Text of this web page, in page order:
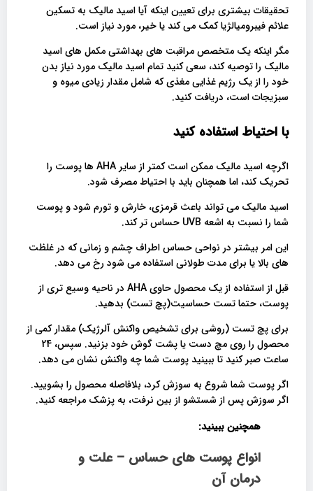
تحقیقات بیشتری برای تعیین اینکه آیا اسید مالیک به تسکین
علائم فیبرومیالژیا کمک می کند یا خیر، مورد نیاز است.
مگر اینکه یک متخصص مراقبت های بهداشتی مکمل های اسید
مالیک را توصیه کند، سعی کنید تمام اسید مالیک مورد نیاز بدن
خود را از یک رژیم غذایی مغذی که شامل مقدار زیادی میوه و
سبزیجات است، دریافت کنید.
با احتیاط استفاده کنید
اگرچه اسید مالیک ممکن است کمتر از سایر AHA ها پوست را
تحریک کند، اما همچنان باید با احتیاط مصرف شود.
اسید مالیک می تواند باعث قرمزی، خارش و تورم شود و پوست
شما را نسبت به اشعه UVB حساس تر کند.
این امر بیشتر در نواحی حساس اطراف چشم و زمانی که در غلظت
های بالا یا برای مدت طولانی استفاده می شود رخ می دهد.
قبل از استفاده از یک محصول حاوی AHA در ناحیه وسیع تری از
پوست، حتما تست حساسیت(پچ تست) بدهید.
برای پچ تست (روشی برای تشخیص واکنش آلرژیک) مقدار کمی از
محصول را روی مچ دست یا پشت گوش خود بزنید. سپس، 24
ساعت صبر کنید تا ببینید پوست شما چه واکنش نشان می دهد.
اگر پوست شما شروع به سوزش کرد، بلافاصله محصول را بشویید.
اگر سوزش پس از شستشو از بین نرفت، به پزشک مراجعه کنید.
همچنین ببینید:
انواع پوست های حساس – علت و
درمان آن